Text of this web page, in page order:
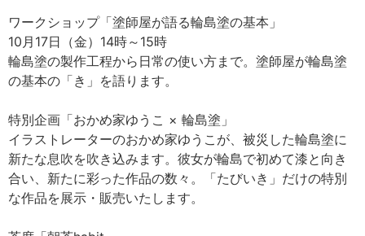
ワークショップ「塗師屋が語る輪島塗の基本」
10月17日（金）14時～15時
輪島塗の製作工程から日常の使い方まで。塗師屋が輪島塗
の基本の「き」を語ります。
特別企画「おかめ家ゆうこ × 輪島塗」
イラストレーターのおかめ家ゆうこが、被災した輪島塗に
新たな息吹を吹き込みます。彼女が輪島で初めて漆と向き
合い、新たに彩った作品の数々。「たびいき」だけの特別
な作品を展示・販売いたします。